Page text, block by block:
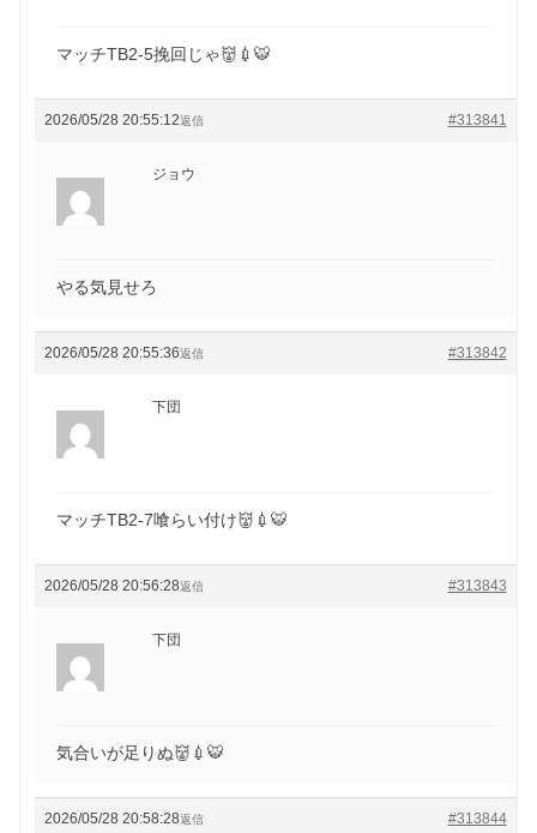
マッチTB2-5挽回じゃ👹💉🐯
2026/05/28 20:55:12 #313841
返信
ジョウ
やる気見せろ
2026/05/28 20:55:36 #313842
返信
下団
マッチTB2-7喰らい付け👹💉🐯
2026/05/28 20:56:28 #313843
返信
下団
気合いが足りぬ👹💉🐯
2026/05/28 20:58:28 #313844
返信